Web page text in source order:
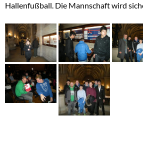
Hallenfußball. Die Mannschaft wird